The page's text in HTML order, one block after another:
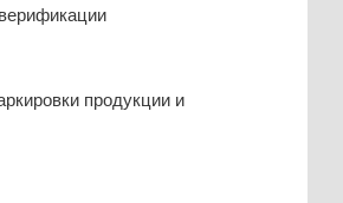
продукции и